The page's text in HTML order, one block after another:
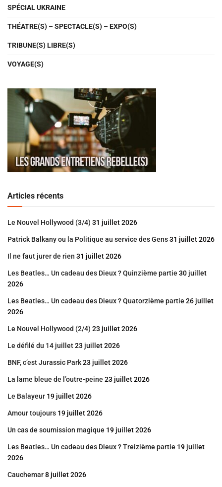
SPÉCIAL UKRAINE
THÉATRE(S) – SPECTACLE(S) – EXPO(S)
TRIBUNE(S) LIBRE(S)
VOYAGE(S)
Articles récents
Le Nouvel Hollywood (3/4) 31 juillet 2026
Patrick Balkany ou la Politique au service des Gens31 juillet 2026
Il ne faut jurer de rien 31 juillet 2026
Les Beatles… Un cadeau des Dieux ? Quinzième partie 30 juillet
2026
Les Beatles… Un cadeau des Dieux ? Quatorzième partie 26 juillet
2026
Le Nouvel Hollywood (2/4) 23 juillet 2026
Le défilé du 14 juillet23 juillet 2026
BNF, c’est Jurassic Park23 juillet 2026
La lame bleue de l’outre-peine 23 juillet 2026
Le Balayeur 19 juillet 2026
Amour toujours 19 juillet 2026
Un cas de soumission magique 19 juillet 2026
Les Beatles… Un cadeau des Dieux ? Treizième partie 19 juillet
2026
Cauchemar8 juillet 2026